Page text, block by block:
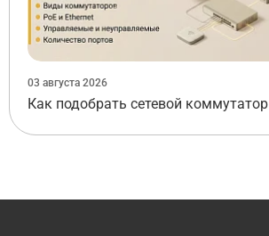
03 августа 2026
Как подобрать сетевой коммутатор